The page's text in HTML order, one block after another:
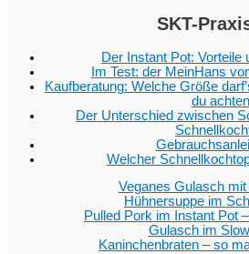
SKT-
Der Instant Pot: Vorteile
Im Test: der MeinHans
Kaufberatung: Welche Größe
du
Der Unterschied zwischen
Welcher
Veganes Gulasch
Hühnersuppe im
Pulled Pork im Instant Pot
Gulasch im
Kaninchenbraten – so